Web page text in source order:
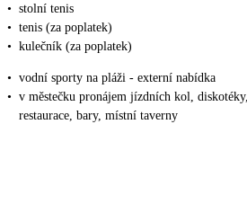
• stolní tenis
• tenis (za poplatek)
• kulečník (za poplatek)
• vodní sporty na pláži - externí nabídka
• v městečku pronájem jízdních kol, diskotéky,
restaurace, bary, místní taverny